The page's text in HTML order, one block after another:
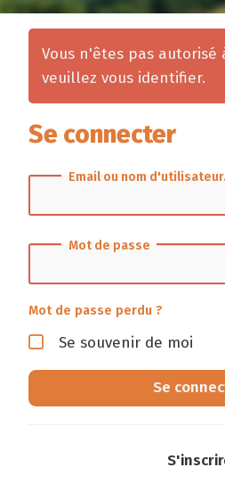
Vous n'êtes pas autorisé
veuillez vous identifier.
Se connecter
Email ou nom
Mot de passe
Mot de passe perdu ?
Se souvenir de moi
Se